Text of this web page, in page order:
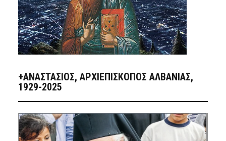
+ΑΝΑΣΤΆΣΙΟΣ, ΑΡΧΙΕΠΊΣΚΟΠΟΣ ΑΛΒΑΝΊΑΣ,
1929-2025